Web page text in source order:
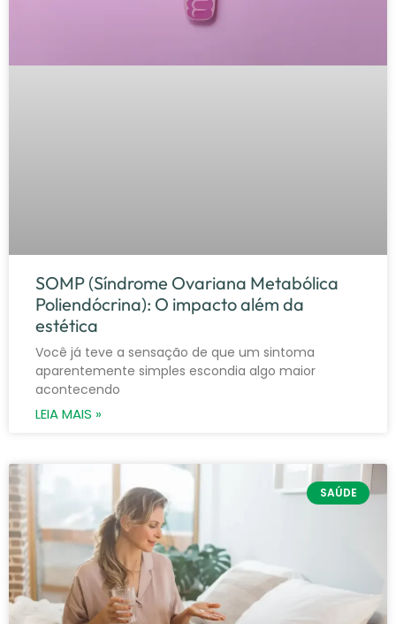
SOMP (Síndrome Ovariana Metabólica
Poliendócrina): O impacto além da
estética
Você já teve a sensação de que um sintoma
aparentemente simples escondia algo maior
acontecendo
LEIA MAIS »
SAÚDE